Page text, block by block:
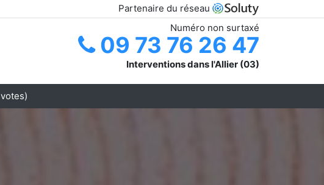
Partenaire du réseau
Numéro non surtaxé
09 73 76 26 47
Interventions dans l'Allier (03)
votes)